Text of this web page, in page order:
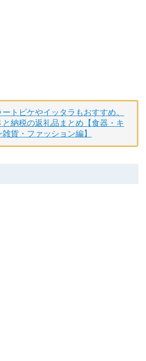
ートピケやイッタラもおすすめ。
と納税の返礼品まとめ【食器・キ
雑貨・ファッション編】